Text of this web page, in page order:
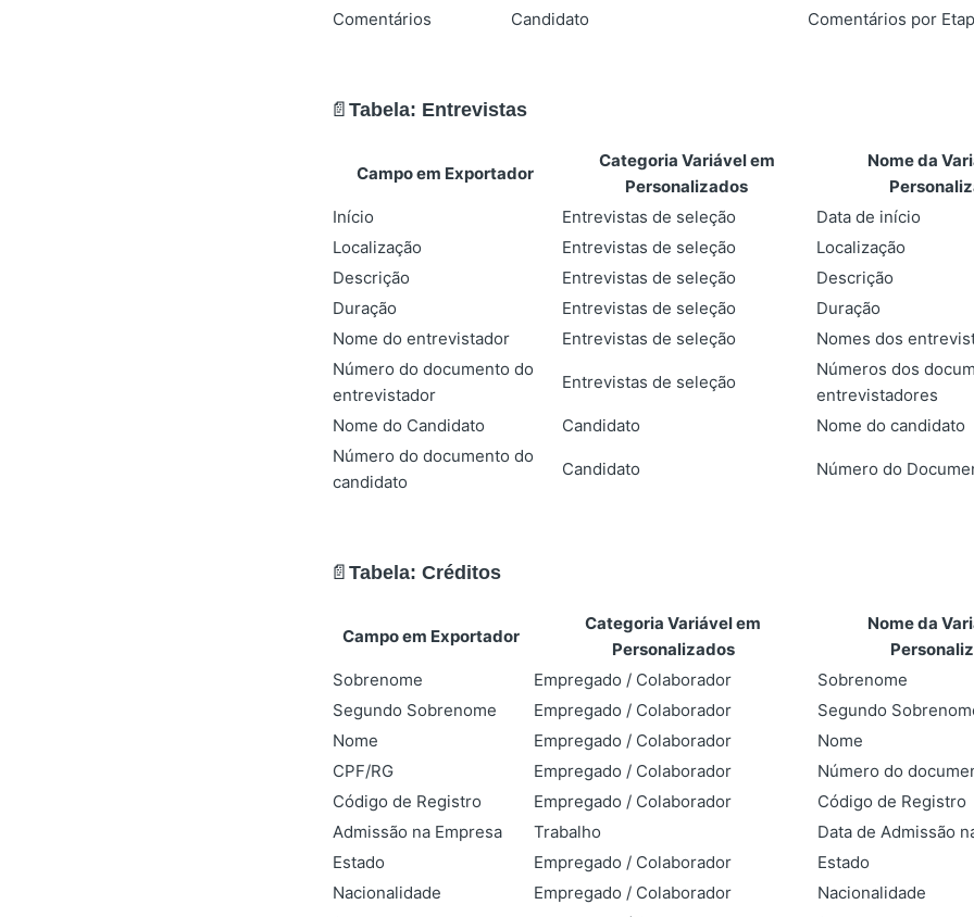
Comentários
Candidato Comentários por
📄 Tabela: Entrevistas
Campo em Exportador
Categoria Variável em
Personalizados
Nome da
Início
Entrevistas de seleção
Data de início
Localização
Entrevistas de seleção
Localização
Descrição
Entrevistas de seleção
Descrição
Duração
Entrevistas de seleção
Duração
Nome do entrevistador
Entrevistas de seleção
Nomes dos
Número do documento do
entrevistador
Entrevistas de seleção
Números dos
entrevistadores
Nome do Candidato
Candidato
Nome do candidato
Número do documento do
candidato
Candidato Número do
📄 Tabela: Créditos
Campo em Exportador
Categoria Variável em
Personalizados
Nome da
Sobrenome
Empregado / Colaborador
Sobrenome
Segundo Sobrenome
Empregado / Colaborador
Segundo
Nome
Empregado / Colaborador
Nome
CPF/RG
Empregado / Colaborador
Número do
Código de Registro
Empregado / Colaborador
Código de Registro
Admissão na Empresa
Trabalho
Data de Admissão
Estado
Empregado / Colaborador
Estado
Nacionalidade
Empregado / Colaborador
Nacionalidade